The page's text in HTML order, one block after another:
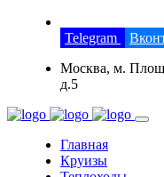
Telegram
Москва, м.
д.5
Главная
Круизы